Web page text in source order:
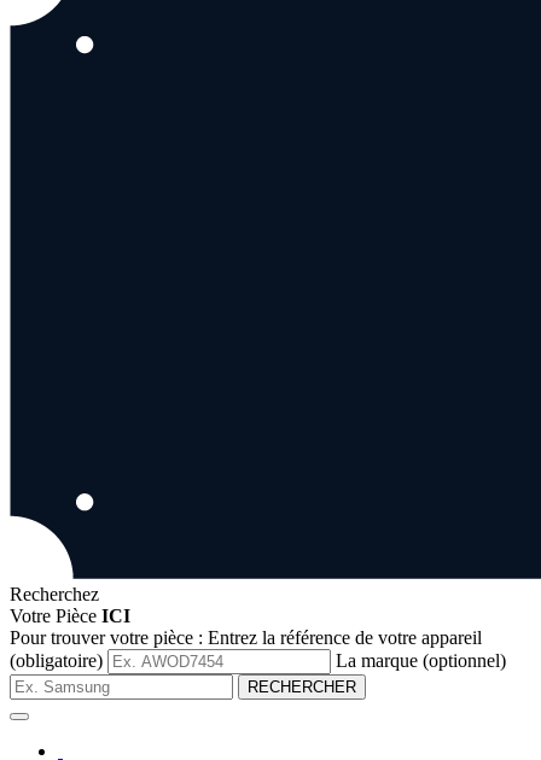
Recherchez
Votre Pièce ICI
Pour trouver votre pièce : Entrez la référence de votre appareil
(obligatoire)
La marque (optionnel)
RECHERCHER